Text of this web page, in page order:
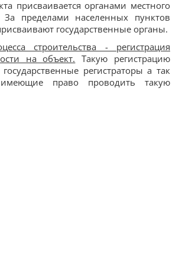
присваивается органами местного
За пределами населенных пунктов
государственные органы.
строительства - регистрация
на объект. Такую регистрацию
регистраторы а так
право проводить такую